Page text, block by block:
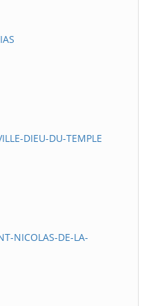
DIEU-DU-TEMPLE
NICOLAS-DE-LA-